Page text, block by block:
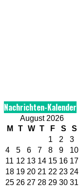
Nachrichten-Kalender
August 2026
M
T W T F S
S
1
2
3
4
5 6 7 8 9
10
11 12 13 14 15 16 17
18 19 20 21 22 23 24
25 26 27 28 29 30 31